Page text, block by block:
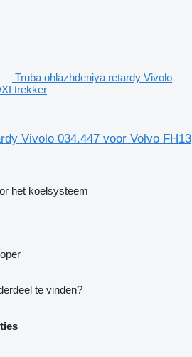
Truba ohlazhdeniya retardy Vivolo
trekker
Vivolo 034.447 voor Volvo FH13
het koelsysteem
te vinden?